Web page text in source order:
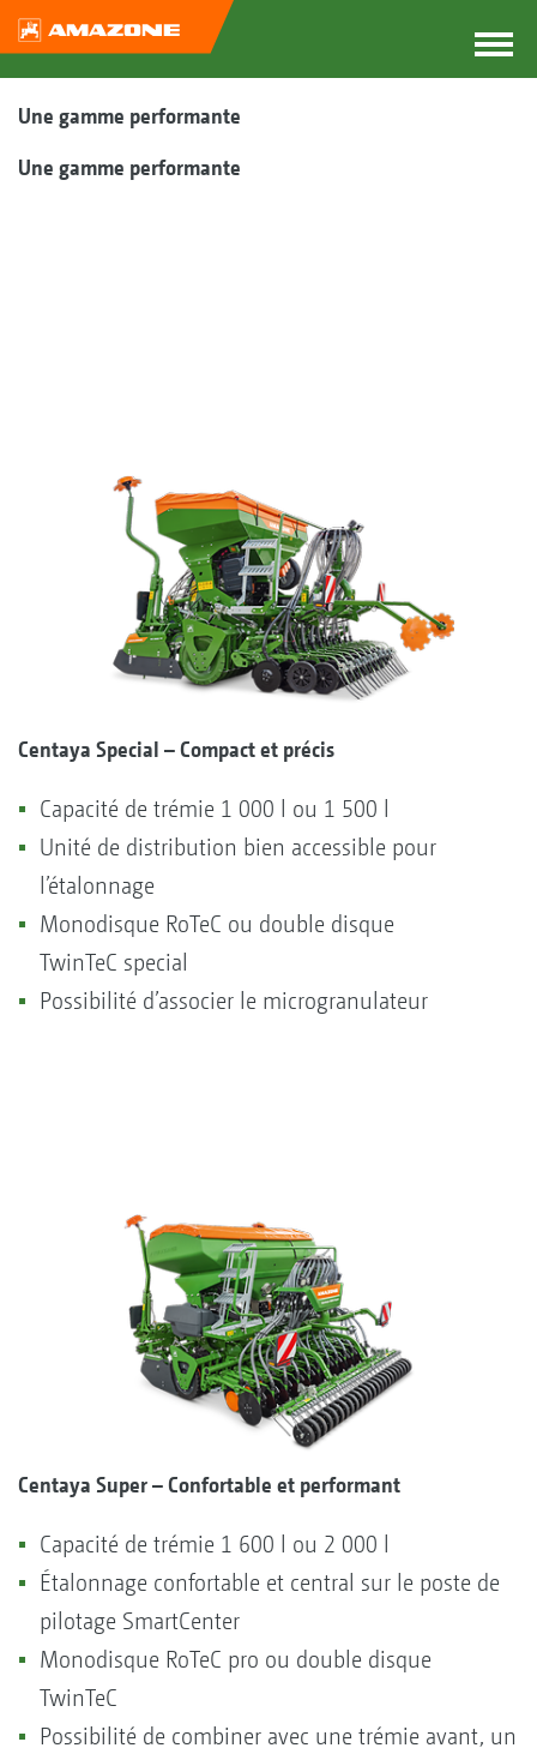
Une gamme performante
Une gamme performante
Centaya Special – Compact et précis
Capacité de trémie 1 000 l ou 1 500 l
Unité de distribution bien accessible pour
l’étalonnage
Monodisque RoTeC ou double disque
TwinTeC special
Possibilité d’associer le microgranulateur
Centaya Super – Confortable et performant
Capacité de trémie 1 600 l ou 2 000 l
Étalonnage confortable et central sur le poste de
pilotage SmartCenter
Monodisque RoTeC pro ou double disque
TwinTeC
Possibilité de combiner avec une trémie avant, un